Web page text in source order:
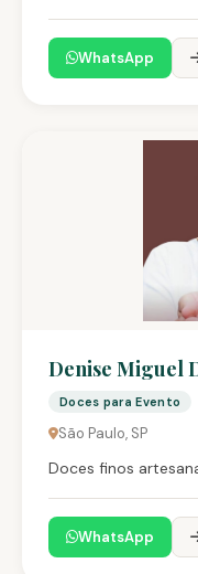
WhatsApp
Denise Miguel
Doces para Evento
São Paulo, SP
Doces finos
WhatsApp